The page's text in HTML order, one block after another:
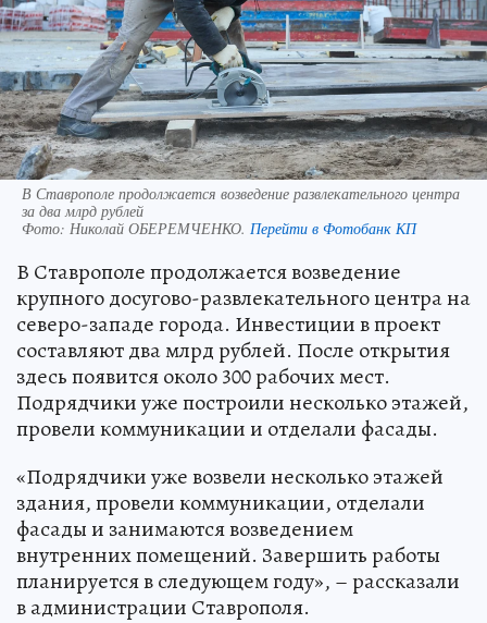
В Ставрополе продолжается возведение развлекательного центра
за два млрд рублей
Фото: Николай ОБЕРЕМЧЕНКО. Перейти в Фотобанк КП
В Ставрополе продолжается возведение
крупного досугово-развлекательного центра на
северо-западе города. Инвестиции в проект
составляют два млрд рублей. После открытия
здесь появится около 300 рабочих мест.
Подрядчики уже построили несколько этажей,
провели коммуникации и отделали фасады.
«Подрядчики уже возвели несколько этажей
здания, провели коммуникации, отделали
фасады и занимаются возведением
внутренних помещений. Завершить работы
планируется в следующем году», – рассказали
в администрации Ставрополя.